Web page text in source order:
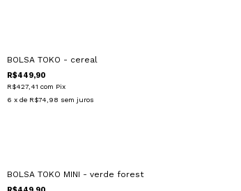
BOLSA TOKO - cereal
R$449,90
R$427,41 com Pix
6 x de R$74,98 sem juros
BOLSA TOKO MINI - verde forest